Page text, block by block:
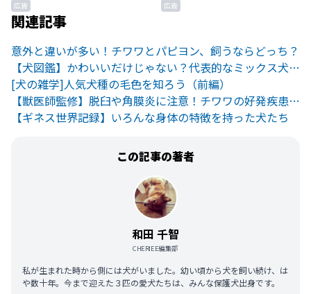
広告 広告
関連記事
意外と違いが多い！チワワとパピヨン、飼うならどっち？
【犬図鑑】かわいいだけじゃない？代表的なミックス犬6種とその特徴
[犬の雑学]人気犬種の毛色を知ろう（前編）
【獣医師監修】脱臼や角膜炎に注意！チワワの好発疾患と予防法
【ギネス世界記録】いろんな身体の特徴を持った犬たち
この記事の著者
和田 千智
CHERIEE編集部
私が生まれた時から側には犬がいました。幼い頃から犬を飼い続け、は
や数十年。今まで迎えた３匹の愛犬たちは、みんな保護犬出身です。